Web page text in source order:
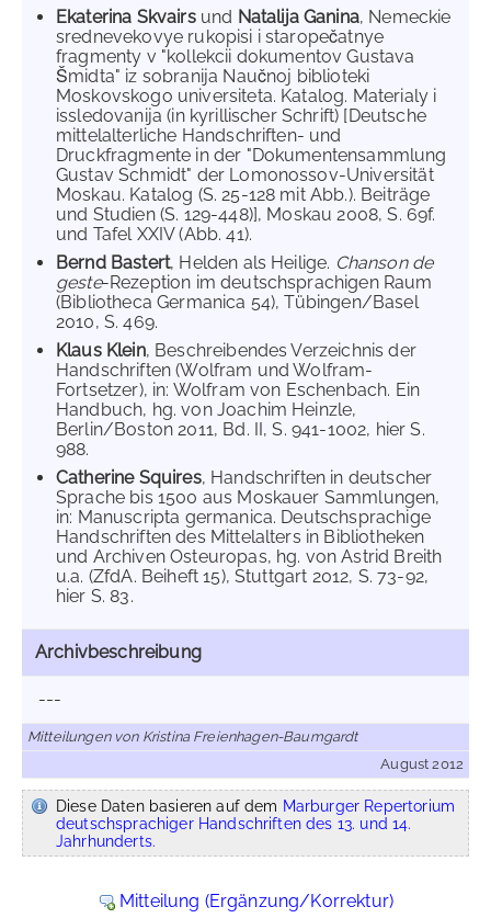
Ekaterina Skvairsund Natalija Ganina, Nemeckie
srednevekovye rukopisi i staropečatnye
fragmenty v "kollekcii dokumentov Gustava
Šmidta" iz sobranija Naučnoj biblioteki
Moskovskogo universiteta. Katalog. Materialy i
issledovanija (in kyrillischer Schrift) [Deutsche
mittelalterliche Handschriften- und
Druckfragmente in der "Dokumentensammlung
Gustav Schmidt" der Lomonossov-Universität
Moskau. Katalog (S. 25-128 mit Abb.). Beiträge
und Studien (S. 129-448)], Moskau 2008, S. 69f.
und Tafel XXIV (Abb. 41).
Bernd Bastert, Helden als Heilige. Chanson de
geste-Rezeption im deutschsprachigen Raum
(Bibliotheca Germanica 54), Tübingen/Basel
2010, S. 469.
Klaus Klein, Beschreibendes Verzeichnis der
Handschriften (Wolfram und Wolfram-
Fortsetzer), in: Wolfram von Eschenbach. Ein
Handbuch, hg. von Joachim Heinzle,
Berlin/Boston 2011, Bd. II, S. 941-1002, hier S.
988.
Catherine Squires, Handschriften in deutscher
Sprache bis 1500 aus Moskauer Sammlungen,
in: Manuscripta germanica. Deutschsprachige
Handschriften des Mittelalters in Bibliotheken
und Archiven Osteuropas, hg. von Astrid Breith
u.a. (ZfdA. Beiheft 15), Stuttgart 2012, S. 73-92,
hier S. 83.
Archivbeschreibung
---
Mitteilungen von Kristina Freienhagen-Baumgardt
August 2012
Diese Daten basieren auf dem Marburger Repertorium
deutschsprachiger Handschriften des 13. und 14.
Jahrhunderts.
Mitteilung (Ergänzung/Korrektur)